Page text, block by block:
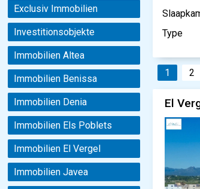
Exclusiv Immobilien
Investitionsobjekte
Immobilien Altea
Immobilien Benissa
Immobilien Denia
Immobilien Els Poblets
Immobilien El Vergel
Immobilien Javea
Type
1 2
El